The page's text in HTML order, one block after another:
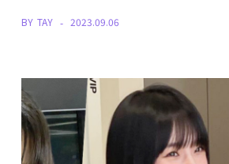
BY TAY 2023.09.06